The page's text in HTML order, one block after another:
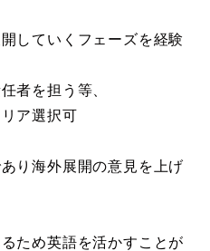
していくフェーズを経験
者を担う等、
ア選択可
り海外展開の意見を上げ
ため英語を活かすことが